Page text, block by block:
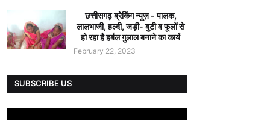
छत्तीसगढ़ ब्रेकिंग न्यूज़ - पालक,
लालभाजी, हल्दी, जड़ी- बुटी व फूलों से
हो रहा है हर्बल गुलाल बनाने का कार्य
February 22, 2023
SUBSCRIBE US